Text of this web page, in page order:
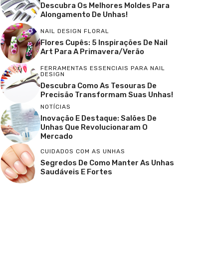
Descubra Os Melhores Moldes Para
Alongamento De Unhas!
NAIL DESIGN FLORAL
Flores Cupês: 5 Inspirações De Nail
Art Para A Primavera/Verão
FERRAMENTAS ESSENCIAIS PARA NAIL
DESIGN
Descubra Como As Tesouras De
Precisão Transformam Suas Unhas!
NOTÍCIAS
Inovação E Destaque: Salões De
Unhas Que Revolucionaram O
Mercado
CUIDADOS COM AS UNHAS
Segredos De Como Manter As Unhas
Saudáveis E Fortes